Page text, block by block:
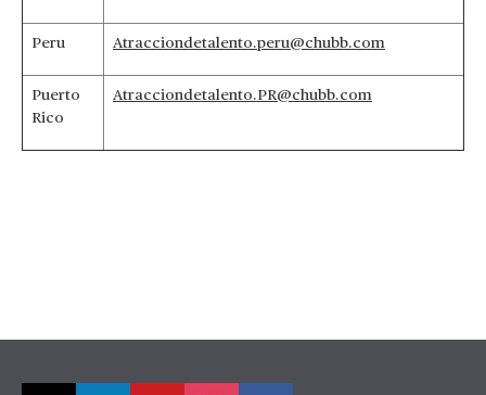
Peru Atracciondetalento.peru@chubb.com
Puerto
Rico
Atracciondetalento.PR@chubb.com